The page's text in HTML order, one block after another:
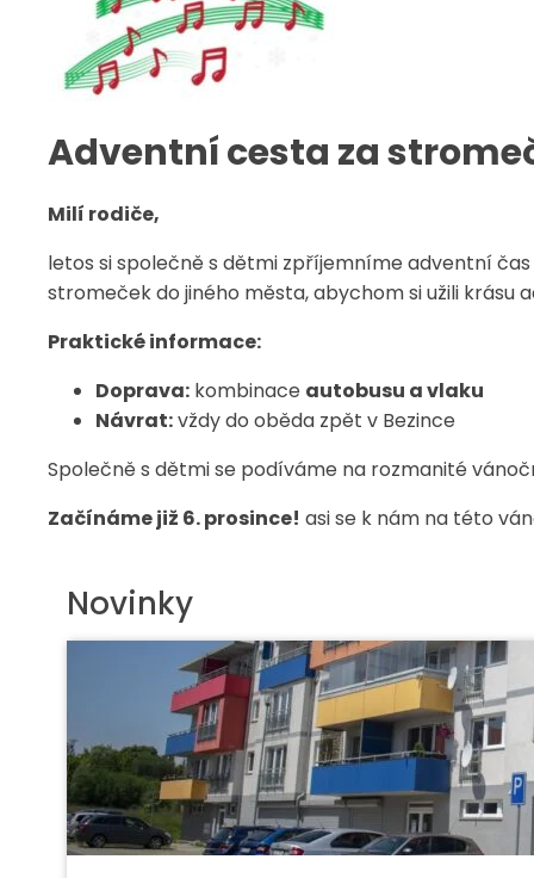
Adventní cesta za
Milí rodiče,
letos si společně s dětmi zpříjemníme adventní
stromeček do jiného města, abychom si užili
Praktické informace:
Doprava: kombinace autobusu a vlaku
Návrat:vždy do oběda zpět v Bezince
Společně s dětmi se podíváme na rozmanité
Začínáme již 6. prosince! asi se k nám na této
Novinky